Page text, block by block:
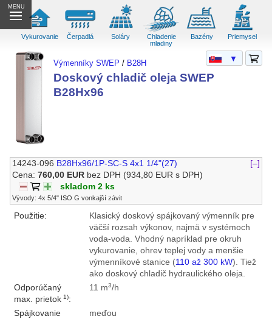
MENU
Vykurovanie Čerpadlá Soláry
Chladenie
mladiny
Bazény Priemysel
Výmenníky SWEP / B28H
Doskový chladič oleja SWEP
B28Hx96
14243-096 B28Hx96/1P-SC-S 4x1 1/4"(27)
[–]
Cena:760,00 EUR bez DPH (934,80 EUR s DPH)
skladom 2 ks
Vývody: 4x 5/4" ISO G vonkajší závit
Použitie:
Klasický doskový spájkovaný výmenník pre
väčší rozsah výkonov, najmä v systémoch
voda-voda. Vhodný napríklad pre okruh
vykurovanie, ohrev teplej vody a menšie
výmenníkové stanice (110 až 300 kW). Tiež
ako doskový chladič hydraulického oleja.
Odporúčaný
max. prietok1):
11 m3/h
Spájkovanie
meďou
▼